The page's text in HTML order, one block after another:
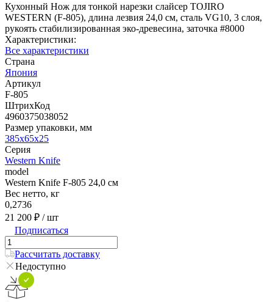
Кухонный Нож для тонкой нарезки слайсер TOJIRO
WESTERN (F-805), длина лезвия 24,0 см, сталь VG10, 3 слоя,
рукоять стабилизированная эко-древесина, заточка #8000
Характеристики:
Все характеристики
Страна
Япония
Артикул
F-805
ШтрихКод
4960375038052
Размер упаковки, мм
385x65x25
Серия
Western Knife
model
Western Knife F-805 24,0 см
Вес нетто, кг
0,2736
21 200 ₽ / шт
Подписаться
Рассчитать доставку
Недоступно